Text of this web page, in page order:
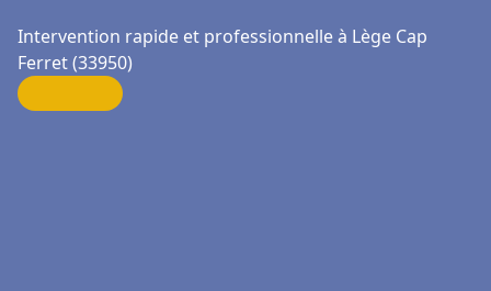
Intervention rapide et professionnelle à Lège Cap
Ferret (33950)